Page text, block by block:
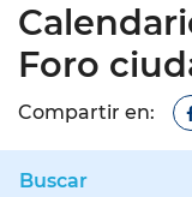
Foro
Compartir en:
Buscar